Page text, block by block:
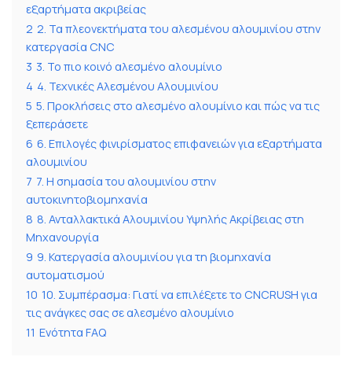
εξαρτήματα ακριβείας
2 2. Τα πλεονεκτήματα του αλεσμένου αλουμινίου στην
κατεργασία CNC
3 3. Το πιο κοινό αλεσμένο αλουμίνιο
4 4. Τεχνικές Αλεσμένου Αλουμινίου
5 5. Προκλήσεις στο αλεσμένο αλουμίνιο και πώς να τις
ξεπεράσετε
6 6. Επιλογές φινιρίσματος επιφανειών για εξαρτήματα
αλουμινίου
7 7. Η σημασία του αλουμινίου στην
αυτοκινητοβιομηχανία
8 8. Ανταλλακτικά Αλουμινίου Υψηλής Ακρίβειας στη
Μηχανουργία
9 9. Κατεργασία αλουμινίου για τη βιομηχανία
αυτοματισμού
10 10. Συμπέρασμα: Γιατί να επιλέξετε το CNCRUSH για
τις ανάγκες σας σε αλεσμένο αλουμίνιο
11 Ενότητα FAQ